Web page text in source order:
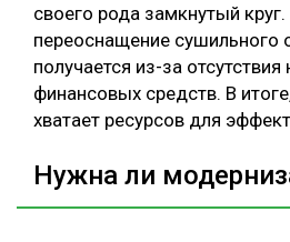
своего рода замкнутый
переоснащение сушильного
получается из-за
финансовых средств. В
хватает ресурсов для
Нужна ли